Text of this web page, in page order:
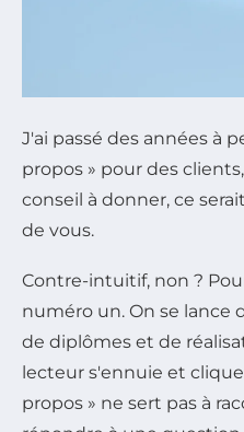
J'ai passé des années à
propos » pour des
conseil à donner, ce
de vous.
Contre-intuitif, non ?
numéro un. On se lance
de diplômes et de
lecteur s'ennuie et
propos » ne sert pas à